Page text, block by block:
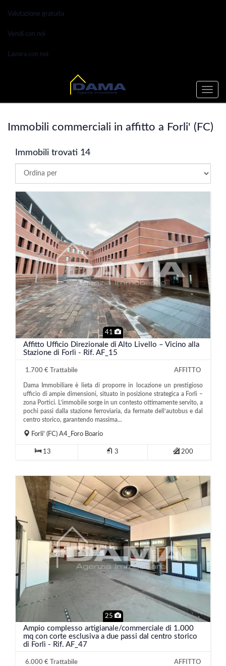
Valutazione gratuita
Vendi con noi
Lavora con noi
Toggle
Immobili commerciali in affitto a Forli' (FC)
Immobili trovati 14
41
Affitto Ufficio Direzionale di Alto Livello – Vicino alla
Stazione di Forlì - Rif. AF_15
1.700 € Trattabile AFFITTO
Dama Immobiliare è lieta di proporre in locazione un prestigioso
ufficio di ampie dimensioni, situato in posizione strategica a Forlì –
zona Portici. L’immobile sorge in un contesto ottimamente servito, a
pochi passi dalla stazione ferroviaria, da fermate dell’autobus e dal
centro storico, garantendo massima...
Forli' (FC) A4_Foro Boario
13 3 200
25
Ampio complesso artigianale/commerciale di 1.000
mq con corte esclusiva a due passi dal centro storico
di Forlì - Rif. AF_47
6.000 € Trattabile AFFITTO